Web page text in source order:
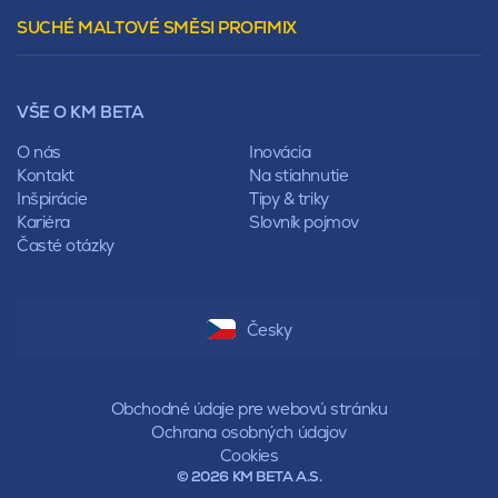
Stanová
Mansardová
Pultová
Sedlová
Polovalbová
Stanová
Mansardová
Pultová
Hodonka
Vencovky
Preklady
Lícové murivo
Pálené zdivo Profiblok
Nosné murivo
Priečky
Vencovky
Preklady
SUCHÉ MALTOVÉ SMĚSI PROFIMIX
VŠE O KM BETA
O nás
Inovácia
Kontakt
Na stiahnutie
Inšpirácie
Tipy & triky
Kariéra
Slovník pojmov
Časté otázky
Česky
© 2026 KM BETA A.S.
Obchodné údaje pre webovú stránku
Ochrana osobných údajov
Cookies